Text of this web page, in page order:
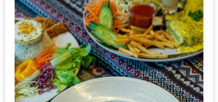
ติดต่อ
น้า
อ้วน
ติดต่อ
น้า
อ้วน